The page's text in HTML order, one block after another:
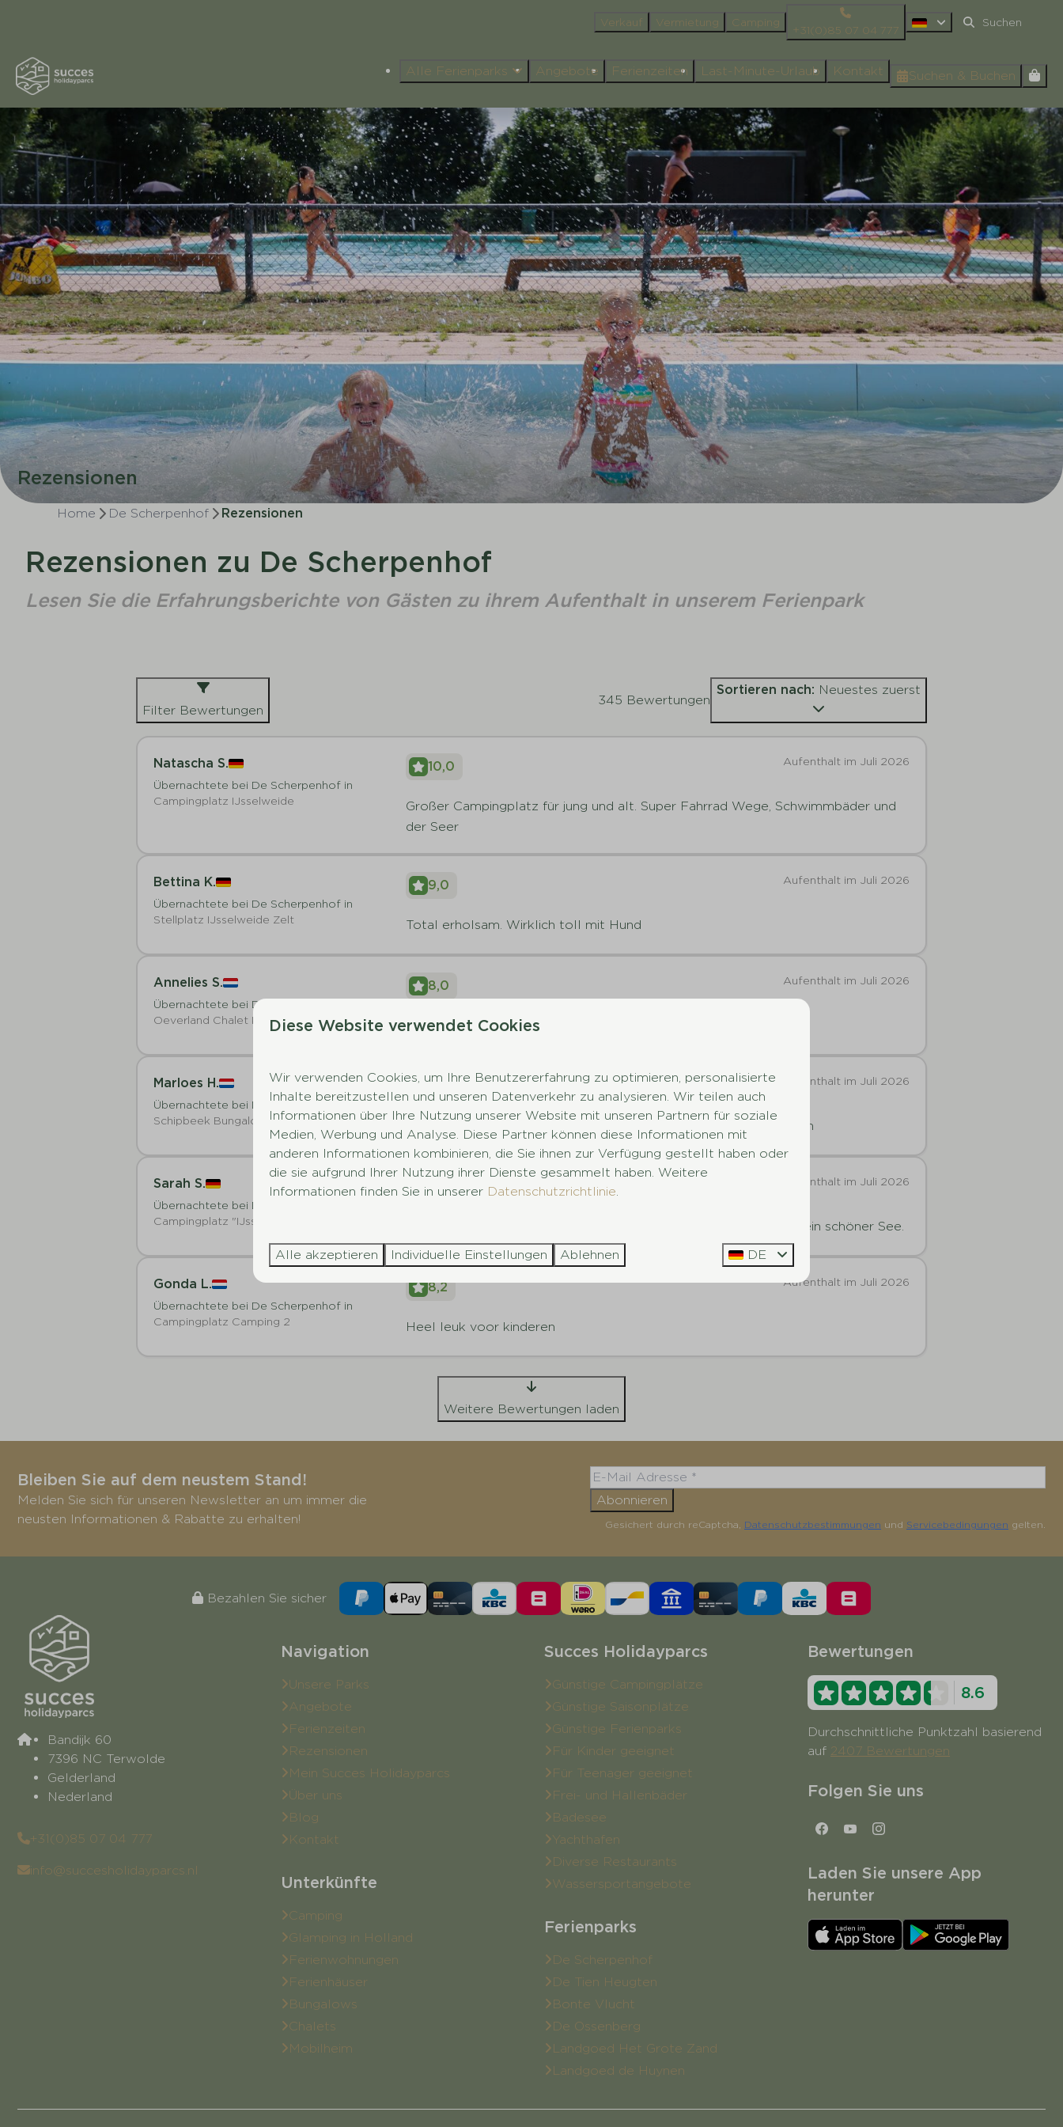
Verkauf Vermietung Camping
+31(0)85 07 04 777
Alle Ferienparks Angebote Ferienzeiten Last-Minute-Urlaub Kontakt Suchen & Buchen
Rezensionen
Home De Scherpenhof Rezensionen
Rezensionen zu De Scherpenhof
Lesen Sie die Erfahrungsberichte von Gästen zu ihrem Aufenthalt in unserem Ferienpark
Filter Bewertungen
345 Bewertungen
Sortieren nach: Neuestes zuerst
Natascha S.
Übernachtete bei De Scherpenhof in
Campingplatz IJsselweide
10,0 Aufenthalt im Juli 2026
Großer Campingplatz für jung und alt. Super Fahrrad Wege, Schwimmbäder und
der Seer
Bettina K.
Übernachtete bei De Scherpenhof in
Stellplatz IJsselweide Zelt
9,0 Aufenthalt im Juli 2026
Total erholsam. Wirklich toll mit Hund
Annelies S.
Übernachtete bei De Scherpenhof in
Oeverland Chalet Komfort | 5 Personen
8,0 Aufenthalt im Juli 2026
We hebben een fijne tijd gehad.
Marloes H.
Übernachtete bei De Scherpenhof in
Schipbeek Bungalow | 6 Personen
7,9 Aufenthalt im Juli 2026
Prima vakantiehuis gehuurd. Gezelligheid bij de activiteiten ervaren
Sarah S.
Übernachtete bei De Scherpenhof in
Campingplatz "IJsselweide" am Wasser
7,7 Aufenthalt im Juli 2026
Sehr schöner Ausblick auf die Ijssel. Saubere Sanitäranlagen und ein schöner See.
Gonda L.
Übernachtete bei De Scherpenhof in
Campingplatz Camping 2
8,2 Aufenthalt im Juli 2026
Heel leuk voor kinderen
Weitere Bewertungen laden
Bleiben Sie auf dem neustem Stand!
Melden Sie sich für unseren Newsletter an um immer die
neusten Informationen & Rabatte zu erhalten!
Abonnieren
Gesichert durch reCaptcha, Datenschutzbestimmungen und Servicebedingungen gelten.
Bezahlen Sie sicher
Bandijk 60
7396 NC Terwolde
Gelderland
Nederland
+31(0)85 07 04 777
info@succesholidayparcs.nl
Navigation
Unsere Parks
Angebote
Ferienzeiten
Rezensionen
Mein Succes Holidayparcs
Über uns
Blog
Kontakt
Unterkünfte
Camping
Glamping in Holland
Ferienwohnungen
Ferienhäuser
Bungalows
Chalets
Mobilheim
Succes Holidayparcs
Günstige Campingplätze
Günstige Saisonplätze
Günstige Ferienparks
Für Kinder geeignet
Für Teenager geeignet
Frei- und Hallenbäder
Badesee
Yachthafen
Diverse Restaurants
Wassersportangebote
Ferienparks
De Scherpenhof
De Tien Heugten
Bonte Vlucht
De Ossenberg
Landgoed Het Grote Zand
Landgoed de Huynen
Bewertungen
8.6
Durchschnittliche Punktzahl basierend
auf 2407 Bewertungen
Folgen Sie uns
Laden Sie unsere App
herunter
Diese Website verwendet Cookies
Wir verwenden Cookies, um Ihre Benutzererfahrung zu optimieren, personalisierte
Inhalte bereitzustellen und unseren Datenverkehr zu analysieren. Wir teilen auch
Informationen über Ihre Nutzung unserer Website mit unseren Partnern für soziale
Medien, Werbung und Analyse. Diese Partner können diese Informationen mit
anderen Informationen kombinieren, die Sie ihnen zur Verfügung gestellt haben oder
die sie aufgrund Ihrer Nutzung ihrer Dienste gesammelt haben. Weitere
Informationen finden Sie in unserer Datenschutzrichtlinie
Alle akzeptieren Individuelle Einstellungen Ablehnen DE